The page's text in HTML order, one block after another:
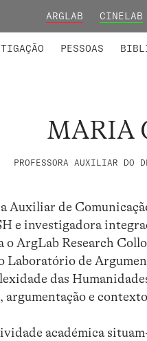
ARGLAB CINELAB
PESSOAS
MARIA
PROFESSORA AUXILIAR DO
Auxiliar de
e investigadora
ArgLab Research
Laboratório de
das
e
académica